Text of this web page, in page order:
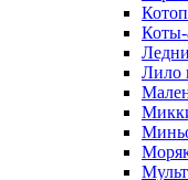
Коты-
Лило